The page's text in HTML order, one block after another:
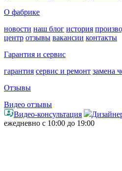
О фабрике
новости наш блог история
центр отзывы вакансии контакты
Гарантия и сервис
гарантия сервис и ремонт замена
Отзывы
Видео отзывы
Видео-консультация
ежедневно с 10:00 до 19:00